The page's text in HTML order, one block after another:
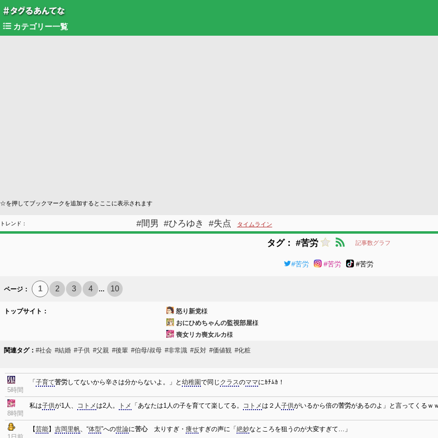
カテゴリー一覧
☆を押してブックマークを追加するとここに表示されます
#間男 #ひろゆき #失点 タイムライン
トレンド：
タグ： #苦労 記事数グラフ
#苦労 #苦労 #苦労
ページ： 1 2 3 4 ... 10
トップサイト： 怒り新党様
おにひめちゃんの監視部屋様
喪女リカ喪女ルカ様
関連タグ： #社会 #結婚 #子供 #父親 #後輩 #伯母/叔母 #非常識 #反対 #価値観 #化粧
5時間
「 子育て苦労してないから辛さは分からないよ。」と 幼稚園で同じ クラスのママにｶﾁﾑｶ！
8時間
私は子供が1人、 コトメ は2人。 トメ 「あなたは1人の子を育てて楽してる。 コトメ は２人子供がいるから倍の苦労があるのよ」と言ってくるｗ
【芸能】 吉岡里帆、“体型”への世論に苦心太りすぎ・ 痩せすぎの声に「 絶妙なところを狙うのが大変すぎて…」